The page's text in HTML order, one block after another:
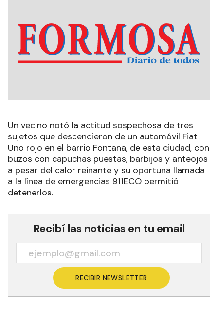
Un vecino notó la actitud sospechosa de tres
sujetos que descendieron de un automóvil Fiat
Uno rojo en el barrio Fontana, de esta ciudad, con
buzos con capuchas puestas, barbijos y anteojos
a pesar del calor reinante y su oportuna llamada
a la línea de emergencias 911ECO permitió
detenerlos.
Recibí las noticias en tu email
RECIBIR NEWSLETTER